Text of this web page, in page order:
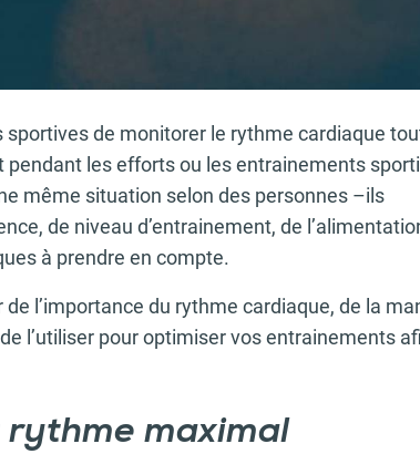
de monitorer le rythme cardiaque
pendant les efforts ou les entrainements
même situation selon des personnes –ils
de niveau d’entrainement, de
à prendre en compte.
l’importance du rythme cardiaque, de la
l’utiliser pour optimiser vos entrainements
rythme maximal